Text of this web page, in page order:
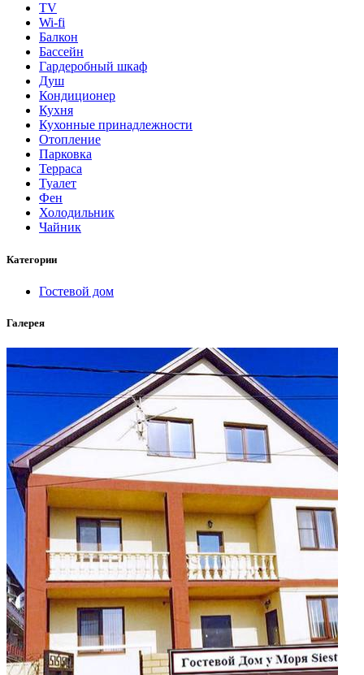
TV
Wi-fi
Балкон
Бассейн
Гардеробный шкаф
Душ
Кондиционер
Кухня
Кухонные принадлежности
Отопление
Парковка
Терраса
Туалет
Фен
Холодильник
Чайник
Категории
Гостевой дом
Галерея